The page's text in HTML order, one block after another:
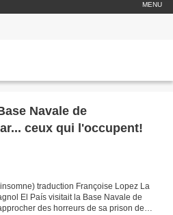
MENU
Navale de
ceux qui l'occupent!
traduction Françoise Lopez La
El País visitait la Base Navale de
des horreurs de sa prison de